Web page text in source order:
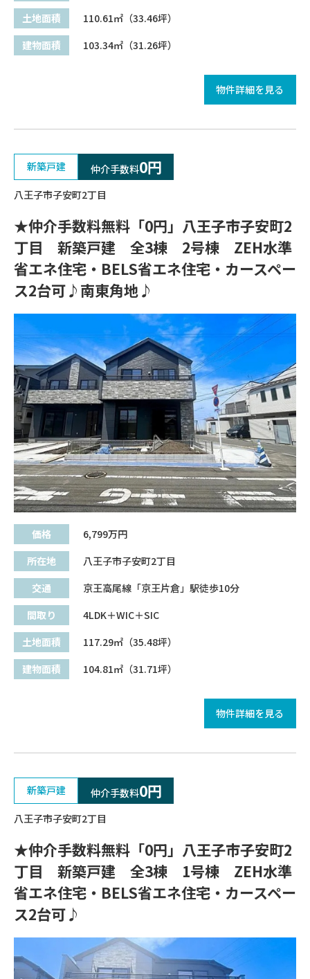
土地面積
110.61㎡（33.46坪）
建物面積
103.34㎡（31.26坪）
物件詳細を見る
新築戸建 仲介手数料0円
八王子市子安町2丁目
★仲介手数料無料「0円」八王子市子安町2
丁目 新築戸建 全3棟 2号棟 ZEH水準
省エネ住宅・BELS省エネ住宅・カースペー
ス2台可♪南東角地♪
価格 6,799万円
所在地
八王子市子安町2丁目
交通
京王高尾線「京王片倉」駅徒歩10分
間取り
4LDK＋WIC＋SIC
土地面積
117.29㎡（35.48坪）
建物面積
104.81㎡（31.71坪）
物件詳細を見る
新築戸建 仲介手数料0円
八王子市子安町2丁目
★仲介手数料無料「0円」八王子市子安町2
丁目 新築戸建 全3棟 1号棟 ZEH水準
省エネ住宅・BELS省エネ住宅・カースペー
ス2台可♪